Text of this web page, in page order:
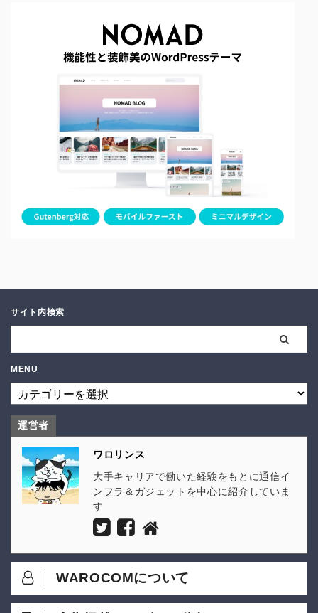
サイト内検索
MENU
運営者
ワロリンス
大手キャリアで働いた経験をもとに通信イ
ンフラ＆ガジェットを中心に紹介していま
す
WAROCOMについて